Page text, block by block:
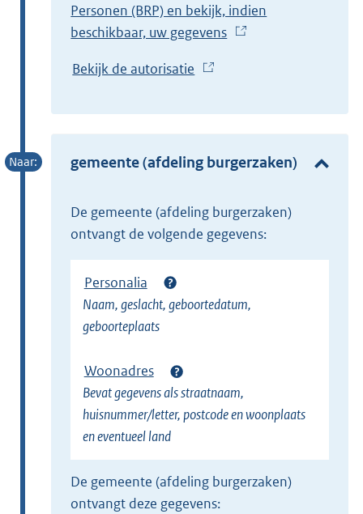
Personen (BRP) en bekijk, indien
beschikbaar, uw gegevens
e
n
l
i
Bekijk de autorisatie
x
t
e
e
l
i
k
gemeente (afdeling burgerzaken)
de gemeente (afdeling burgerzaken)
ontvangt de volgende gegevens:
Personalia
Naam, geslacht, geboortedatum,
geboorteplaats
Woonadres
Bevat gegevens als straatnaam,
huisnummer/letter, postcode en woonplaats
en eventueel land
de gemeente (afdeling burgerzaken)
ontvangt deze gegevens: